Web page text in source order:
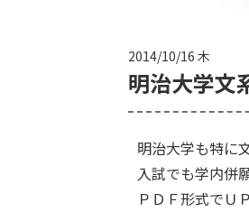
2014/10/16 木
明治大学文
明治大学も特に
入試でも学内併
ＰＤＦ形式でＵ